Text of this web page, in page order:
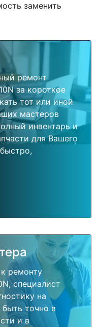
заменить
ремонт
за короткое
тот или иной
мастеров
инвентарь и
для Вашего
ремонту
специалист
на
быть точно в
и в